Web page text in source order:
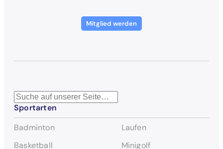
Mitglied werden
S
u
h
e
Sportarten
Badminton
Basketball
Laufen
Minigolf